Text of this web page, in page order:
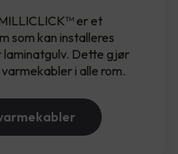
er et
som kan installeres
Dette gjør
i alle rom.